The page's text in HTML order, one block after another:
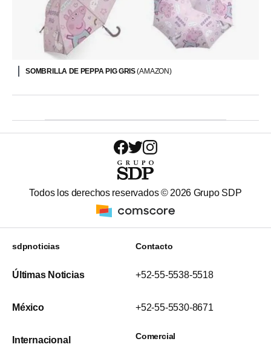
SOMBRILLA DE PEPPA PIG GRIS(AMAZON)
Todos los derechos reservados © 2026 Grupo SDP
sdpnoticias
Últimas Noticias
México
Internacional
Contacto
+52-55-5538-5518
+52-55-5530-8671
Comercial